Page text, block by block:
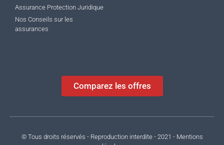
Assurance Protection Juridique
Nos Conseils sur les
assurances
Comparez les offres
© Tous droits réservés - Reproduction interdite - 2021 - Mentions